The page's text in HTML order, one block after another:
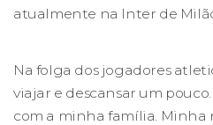
atualmente na Inter de
Na folga dos jogadores
viajar e descansar um
com a minha família. Minha